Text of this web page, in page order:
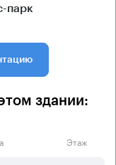
парк
здании:
Этаж